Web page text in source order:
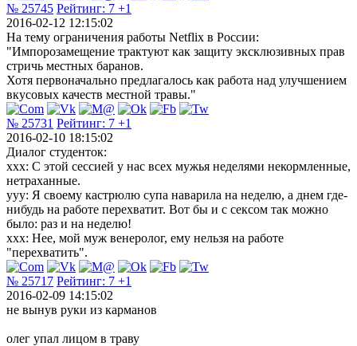
№ 25745 Рейтинг: 7 +1
2016-02-12 12:15:02
На тему ограничения работы Netflix в России:
"Импорозамещение трактуют как защиту эксклюзивных прав
стричь местных баранов.
Хотя первоначально предлагалось как работа над улучшением
вкусовых качеств местной травы."
№ 25731 Рейтинг: 7 +1
2016-02-10 18:15:02
Диалог студенток:
xxx: С этой сессией у нас всех мужья неделями некормленные,
нетраханные.
yyy: Я своему кастрюлю супа наварила на неделю, а днем где-
нибудь на работе перехватит. Вот бы и с сексом так можно
было: раз и на неделю!
xxx: Нее, мой муж венеролог, ему нельзя на работе
"перехватить".
№ 25717 Рейтинг: 7 +1
2016-02-09 14:15:02
не вынув руки из карманов
олег упал лицом в траву